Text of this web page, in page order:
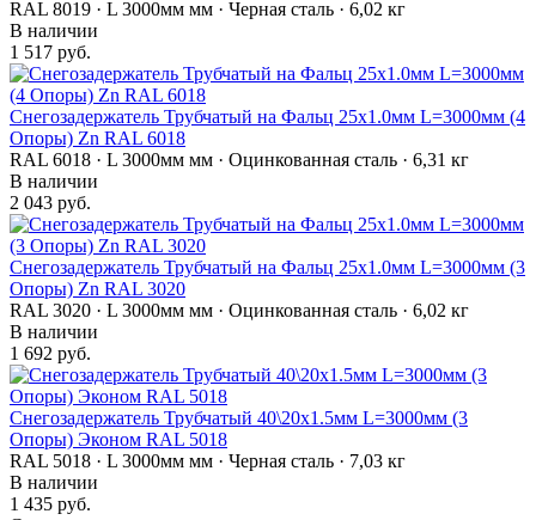
RAL 8019 · L 3000мм мм · Черная сталь · 6,02 кг
В наличии
1 517 руб.
Снегозадержатель Трубчатый на Фальц 25х1.0мм L=3000мм (4
Опоры) Zn RAL 6018
RAL 6018 · L 3000мм мм · Оцинкованная сталь · 6,31 кг
В наличии
2 043 руб.
Снегозадержатель Трубчатый на Фальц 25х1.0мм L=3000мм (3
Опоры) Zn RAL 3020
RAL 3020 · L 3000мм мм · Оцинкованная сталь · 6,02 кг
В наличии
1 692 руб.
Снегозадержатель Трубчатый 40\20х1.5мм L=3000мм (3
Опоры) Эконом RAL 5018
RAL 5018 · L 3000мм мм · Черная сталь · 7,03 кг
В наличии
1 435 руб.